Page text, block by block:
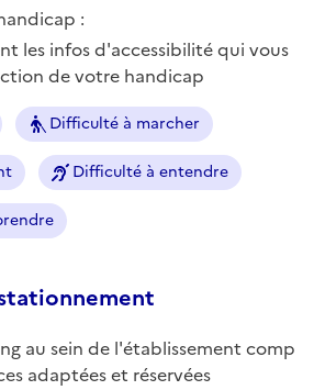
:
les infos d'accessibilité qui vous
de votre handicap
Difficulté à marcher
Difficulté à entendre
au sein de l'établissement comp
adaptées et réservées